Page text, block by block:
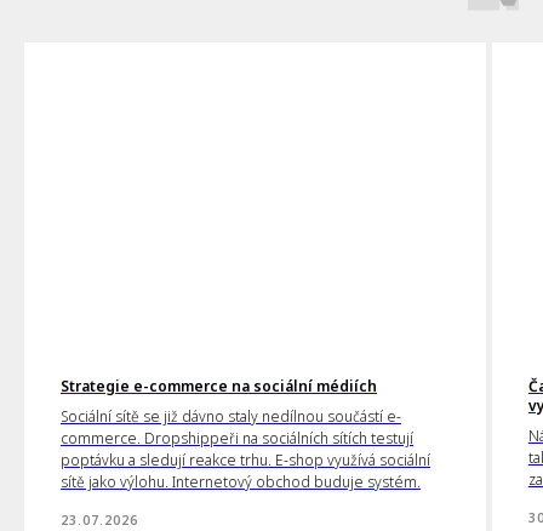
Strategie e-commerce na sociální médiích
Sociální sítě se již dávno staly nedílnou součástí e-
commerce. Dropshippeři na sociálních sítích testují
poptávku a sledují reakce trhu. E-shop využívá sociální
sítě jako výlohu. Internetový obchod buduje systém.
23.07.2026